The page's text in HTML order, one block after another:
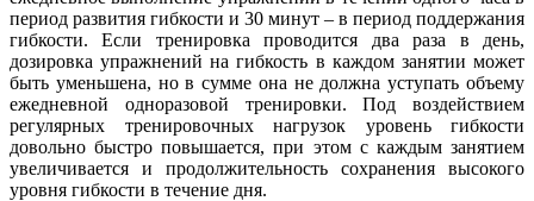
период развития гибкости и 30 минут – в период поддержания
гибкости. Если тренировка проводится два раза в день,
дозировка упражнений на гибкость в каждом занятии может
быть уменьшена, но в сумме она не должна уступать объему
ежедневной одноразовой тренировки. Под воздействием
регулярных тренировочных нагрузок уровень гибкости
довольно быстро повышается, при этом с каждым занятием
увеличивается и продолжительность сохранения высокого
уровня гибкости в течение дня.